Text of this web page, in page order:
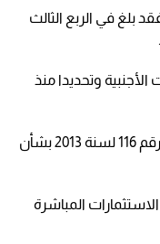
بلغ في الربع الثالث
وتحديدا منذ
المباشر، والتي تأسست بموجب القانون رقم 116 لسنة 2013 بشأن
المباشرة